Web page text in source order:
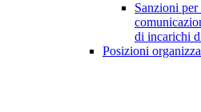
Sanzioni per
di incarichi
Posizioni